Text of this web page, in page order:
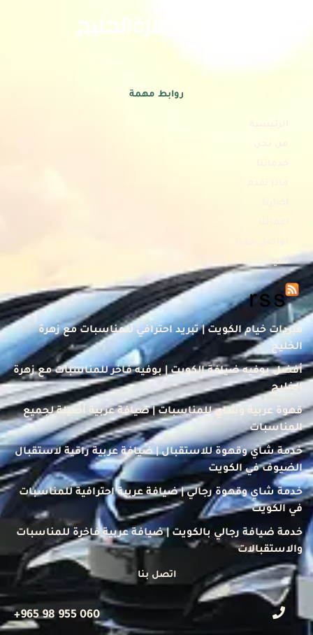
روابط مهمة
سياسة الخصوصوية
مبردات خيام الكويت | تبريد احترافي للمناسبات مع زهرة
الخليج
أفضل بوفيه ضيافة الكويت | بوفيه فاخر للمناسبات مع زهرة
الخليج
قهوة عربية وشاي للمناسبات | ضيافة عربية أصيلة لجميع
المناسبات
خدمة شاي وقهوة للاستقبال | ضيافة عربية راقية لاستقبال
الضيوف في الكويت
خدمة شاي وقهوة رجالي | ضيافة عربية احترافية للمناسبات
في الكويت
خدمة ضيافة رجالي بالكويت | ضيافة عربية فاخرة للمناسبات
والاستقبالات
اتصل بنا
+965 98 955 060